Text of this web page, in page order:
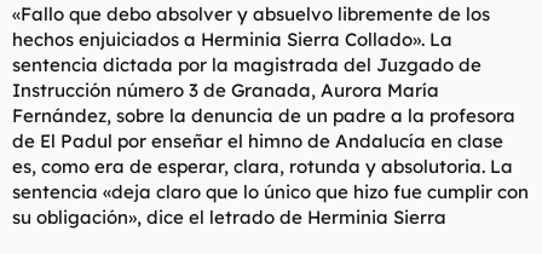
«Fallo que debo absolver y absuelvo libremente de los
hechos enjuiciados a Herminia Sierra Collado». La
sentencia dictada por la magistrada del Juzgado de
Instrucción número 3 de Granada, Aurora María
Fernández, sobre la denuncia de un padre a la profesora
de El Padul por enseñar el himno de Andalucía en clase
es, como era de esperar, clara, rotunda y absolutoria. La
sentencia «deja claro que lo único que hizo fue cumplir con
su obligación», dice el letrado de Herminia Sierra